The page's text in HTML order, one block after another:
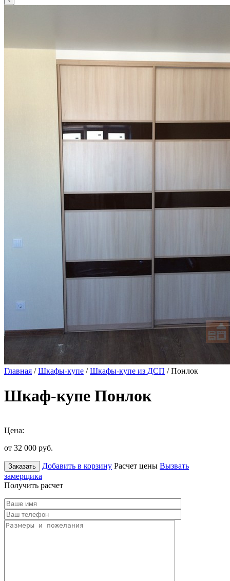
Главная /Шкафы-купе /Шкафы-купе из ДСП / Понлок
Шкаф-купе Понлок
Цена:
от 32 000 руб.
Заказать Добавить в корзину Расчет цены Вызвать
замерщика
Получить расчет